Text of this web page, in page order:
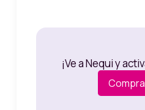
¡Ve a Nequi y